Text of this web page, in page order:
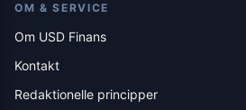
OM & SERVICE
Om USD Finans
Kontakt
Redaktionelle principper